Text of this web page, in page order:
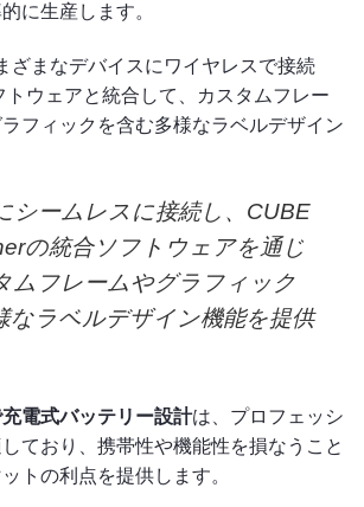
に生産します。
ざまなデバイスにワイヤレスで接続
トウェアと統合して、カスタムフレー
フィックを含む多様なラベルデザイン
シームレスに接続し、CUBE
の統合ソフトウェアを通じ
ムフレームやグラフィック
なラベルデザイン機能を提供
電式バッテリー設計は、プロフェッシ
ており、携帯性や機能性を損なうこと
トの利点を提供します。